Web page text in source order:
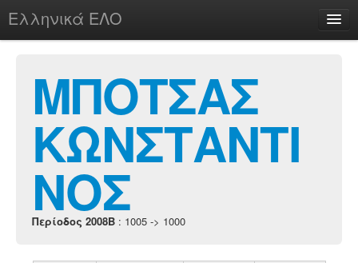
Ελληνικά ΕΛΟ
chesstu.be @ discord
Login
ΜΠΟΤΣΑΣ
ΚΩΝΣΤΑΝΤΙ
ΝΟΣ
Περίοδος 2008B : 1005 -> 1000